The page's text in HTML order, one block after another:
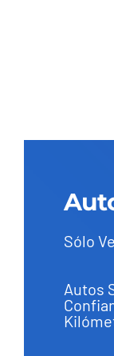
Sólo
Autos